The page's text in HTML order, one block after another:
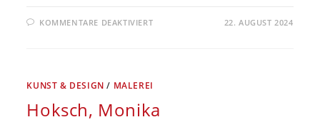
KOMMENTARE DEAKTIVIERT 22. AUGUST 2024
KUNST & DESIGN / MALEREI
Hoksch, Monika